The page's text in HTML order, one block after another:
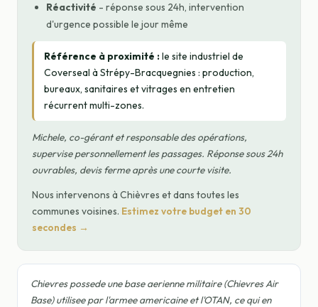
Réactivité - réponse sous 24h, intervention
d'urgence possible le jour même
Référence à proximité :le site industriel de
Coverseal à Strépy-Bracquegnies : production,
bureaux, sanitaires et vitrages en entretien
récurrent multi-zones.
Michele, co-gérant et responsable des opérations,
supervise personnellement les passages. Réponse sous 24h
ouvrables, devis ferme après une courte visite.
Nous intervenons à Chièvres et dans toutes les
communes voisines. Estimez votre budget en 30
secondes →
Chievres possede une base aerienne militaire (Chievres Air
Base) utilisee par l'armee americaine et l'OTAN, ce qui en